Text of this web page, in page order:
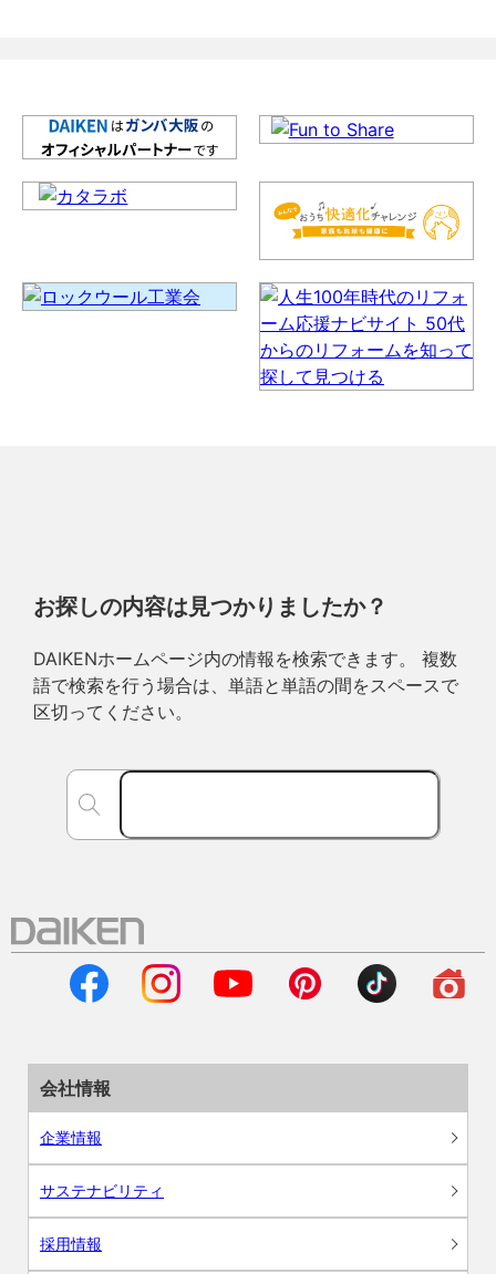
お探しの内容は見つかりましたか？
DAIKENホームページ内の情報を検索できます。 複数
語で検索を行う場合は、単語と単語の間をスペースで
区切ってください。
会社情報
企業情報
サステナビリティ
採用情報